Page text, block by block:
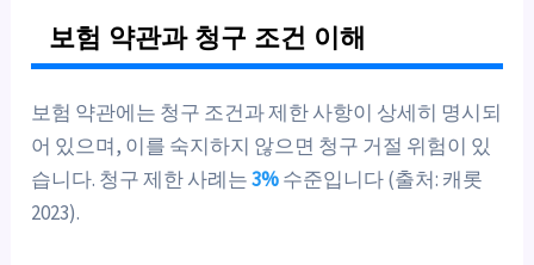
보험 약관과 청구 조건 이해
보험 약관에는 청구 조건과 제한 사항이 상세히 명시되
어 있으며, 이를 숙지하지 않으면 청구 거절 위험이 있
습니다. 청구 제한 사례는3%수준입니다 (출처: 캐롯
2023).